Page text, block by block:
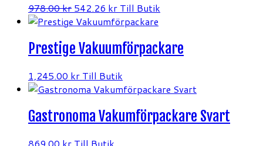
978.00kr Det
ursprungliga
var:
542.26 krDet
nuvarande
är:
542.26 kr.
Till Butik
Prestige Vakuumförpackare
1,245.00 kr Till Butik
Gastronoma Vakumförpackare Svart
869.00 kr Till Butik